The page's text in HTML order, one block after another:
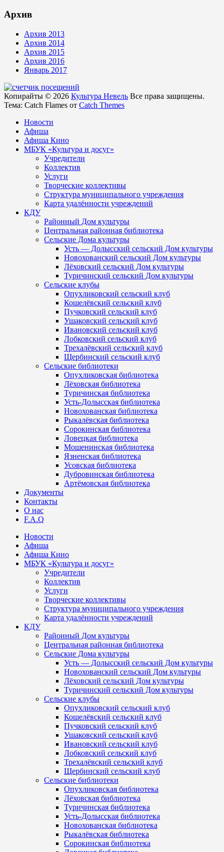
Архив
Архив 2013
Архив 2014
Архив 2015
Архив 2016
Январь 2017
Копирайты © 2026 Культура Невель Все права защищены.
Тема: Catch Flames от Catch Themes
Новости
Афиша
Афиша Кино
МБУК «Культура и досуг»
Учредители
Коллектив
Услуги
Творческие коллективы
Структура муниципального учреждения
Карта удалённости учреждений
КДУ
Районный Дом культуры
Центральная районная библиотека
Сельские Дома культуры
Усть — Долысский сельский Дом культуры
Новохованский сельский Дом культуры
Лёховский сельский Дом культуры
Туричинский сельский Дом культуры
Сельские клубы
Опухликовский сельский клуб
Кошелёвский сельский клуб
Пучковский сельский клуб
Ушаковский сельский клуб
Ивановский сельский клуб
Лобковский сельский клуб
Трехалёвский сельский клуб
Щербинский сельский клуб
Сельские библиотеки
Опухликовская библиотека
Лёховская библиотека
Туричинская библиотека
Усть-Долысская библиотека
Новохованская библиотека
Рыкалёвская библиотека
Сорокинская библиотека
Ловецкая библиотека
Мошенинская библиотека
Язненская библиотека
Усовская библиотека
Дубровинская библиотека
Артёмовская библиотека
Документы
Контакты
О нас
F.A.Q
Новости
Афиша
Афиша Кино
МБУК «Культура и досуг»
Учредители
Коллектив
Услуги
Творческие коллективы
Структура муниципального учреждения
Карта удалённости учреждений
КДУ
Районный Дом культуры
Центральная районная библиотека
Сельские Дома культуры
Усть — Долысский сельский Дом культуры
Новохованский сельский Дом культуры
Лёховский сельский Дом культуры
Туричинский сельский Дом культуры
Сельские клубы
Опухликовский сельский клуб
Кошелёвский сельский клуб
Пучковский сельский клуб
Ушаковский сельский клуб
Ивановский сельский клуб
Лобковский сельский клуб
Трехалёвский сельский клуб
Щербинский сельский клуб
Сельские библиотеки
Опухликовская библиотека
Лёховская библиотека
Туричинская библиотека
Усть-Долысская библиотека
Новохованская библиотека
Рыкалёвская библиотека
Сорокинская библиотека